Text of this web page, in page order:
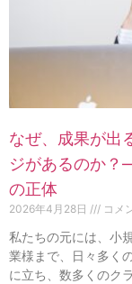
なぜ、成果が出
ジがあるのか？
の正体
2026年4月28日 コメ
私たちの元には、小
業様まで、日々多く
に立ち、数多くのク